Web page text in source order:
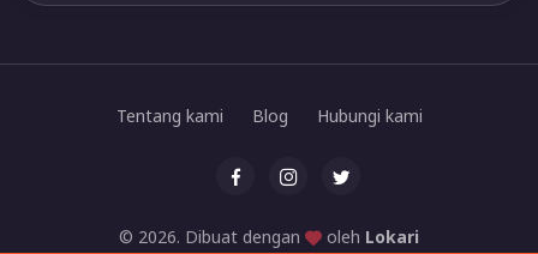
© 2026. Dibuat dengan oleh Lokari
Tentang kami Blog Hubungi kami